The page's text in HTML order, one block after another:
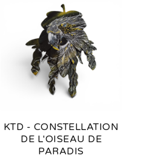
KTD - CONSTELLATION
DE L'OISEAU DE
PARADIS